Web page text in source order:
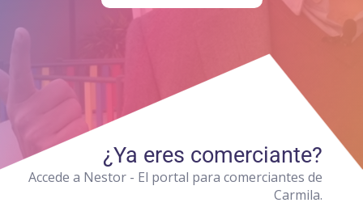
¿Ya eres comerciante?
Accede a Nestor - El portal para comerciantes de
Carmila.